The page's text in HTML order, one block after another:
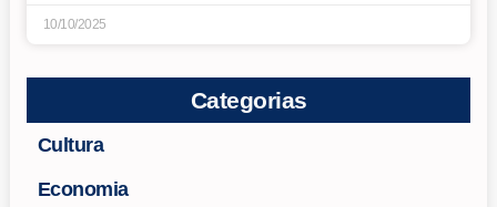
10/10/2025
Categorias
Cultura
Economia